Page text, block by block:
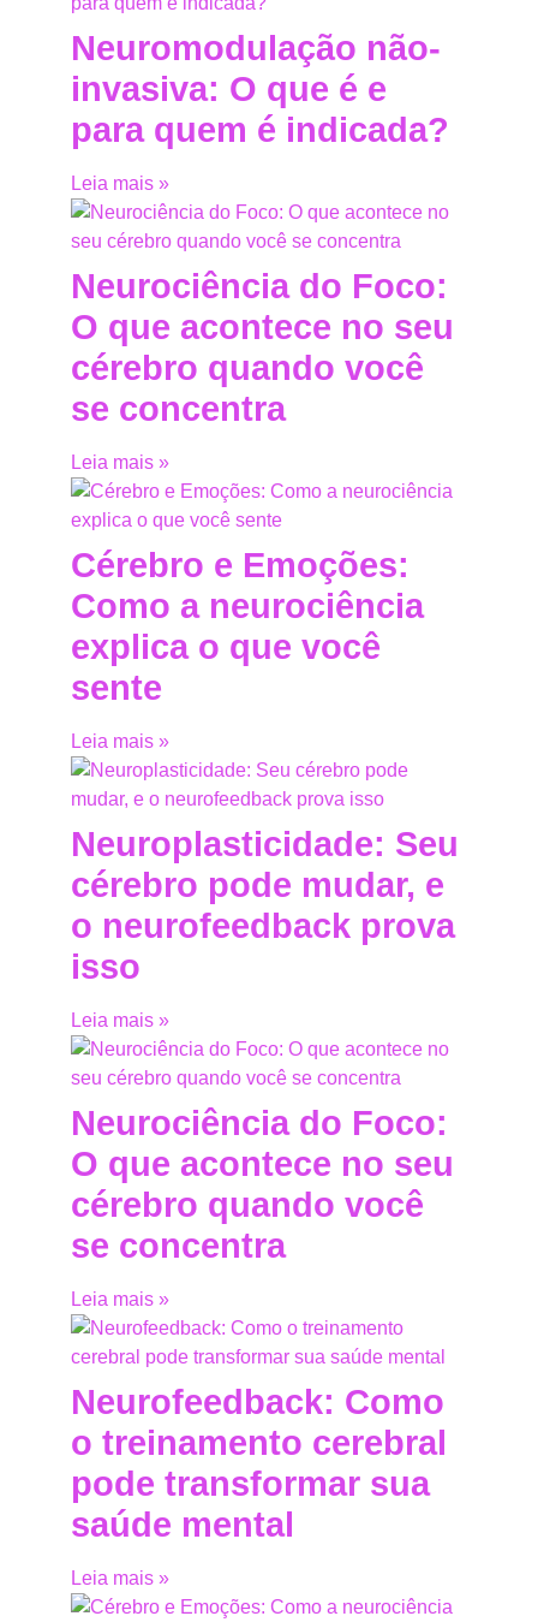
Neuromodulação não-
invasiva: O que é e
para quem é indicada?
Leia mais »
Neurociência do Foco:
O que acontece no seu
cérebro quando você
se concentra
Leia mais »
Cérebro e Emoções:
Como a neurociência
explica o que você
sente
Leia mais »
Neuroplasticidade: Seu
cérebro pode mudar, e
o neurofeedback prova
isso
Leia mais »
Neurociência do Foco:
O que acontece no seu
cérebro quando você
se concentra
Leia mais »
Neurofeedback: Como
o treinamento cerebral
pode transformar sua
saúde mental
Leia mais »